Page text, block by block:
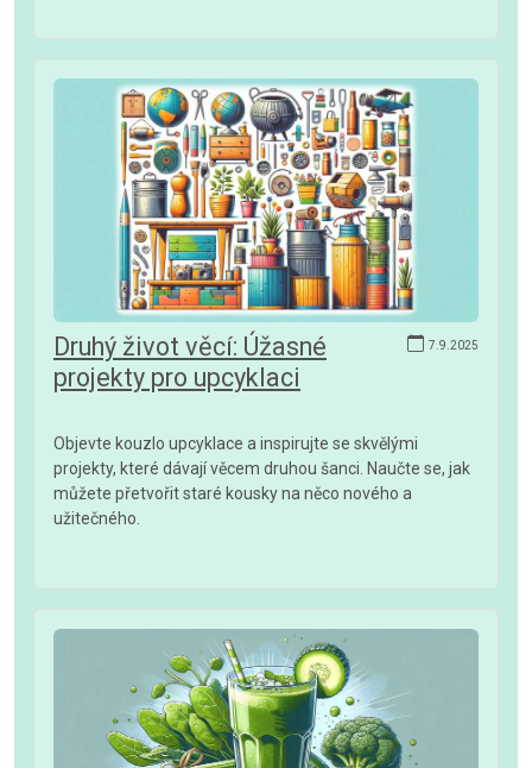
7.9.2025
Druhý život věcí: Úžasné
projekty pro upcyklaci
Objevte kouzlo upcyklace a inspirujte se skvělými
projekty, které dávají věcem druhou šanci. Naučte se, jak
můžete přetvořit staré kousky na něco nového a
užitečného.